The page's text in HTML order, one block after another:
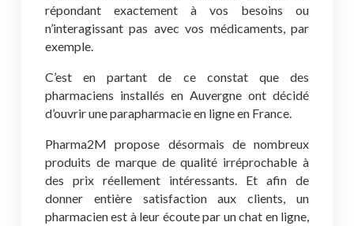
répondant exactement à vos besoins ou
n’interagissant pas avec vos médicaments, par
exemple.
C’est en partant de ce constat que des
pharmaciens installés en Auvergne ont décidé
d’ouvrir une parapharmacie en ligne en France.
Pharma2M propose désormais de nombreux
produits de marque de qualité irréprochable à
des prix réellement intéressants. Et afin de
donner entière satisfaction aux clients, un
pharmacien est à leur écoute par un chat en ligne,